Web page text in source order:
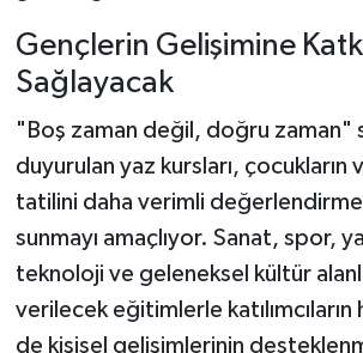
Gençlerin Gelişimine
Sağlayacak
"Boş zaman değil, doğru zaman"
duyurulan yaz kursları, çocukların
tatilini daha verimli
sunmayı amaçlıyor. Sanat, spor,
teknoloji ve geleneksel kültür
verilecek eğitimlerle
de kişisel gelişimlerinin